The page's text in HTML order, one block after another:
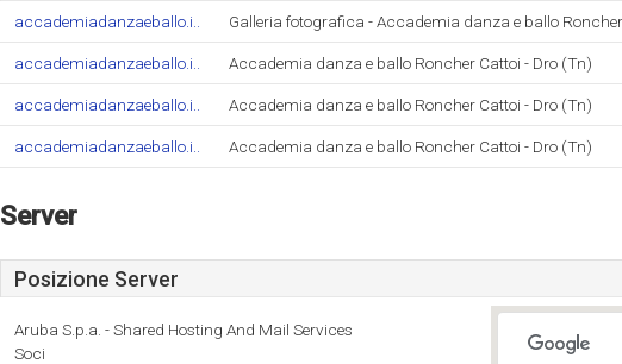
accademiadanzaeballo.i.. Galleria fotografica - Accademia danza e ballo Roncher
accademiadanzaeballo.i.. Accademia danza e ballo Roncher Cattoi - Dro (Tn)
accademiadanzaeballo.i.. Accademia danza e ballo Roncher Cattoi - Dro (Tn)
accademiadanzaeballo.i.. Accademia danza e ballo Roncher Cattoi - Dro (Tn)
Server
Posizione Server
Aruba S.p.a. - Shared Hosting And Mail Services
Soci